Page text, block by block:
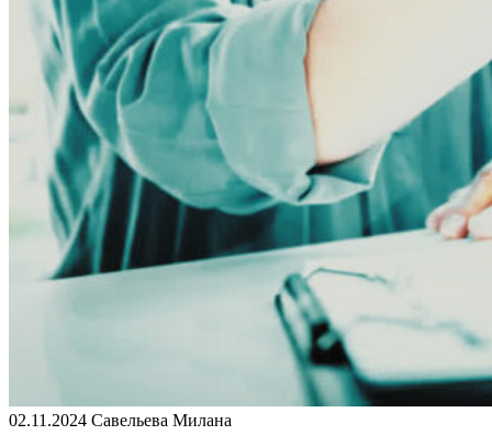
02.11.2024 Савельева Милана